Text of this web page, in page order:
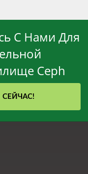
С Нами Для
Ceph